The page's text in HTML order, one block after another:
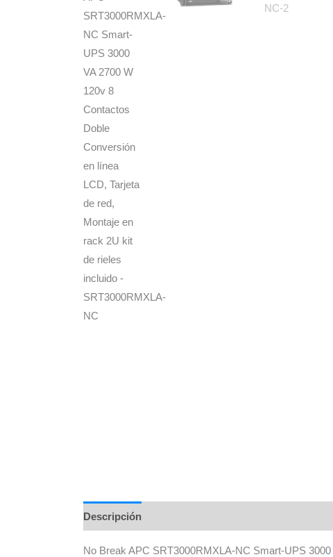
Descripción
No Break APC SRT3000RMXLA-NC Smart-UPS